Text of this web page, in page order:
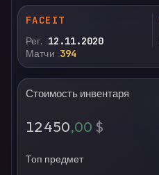
FACEIT
Рег. 12.11.2020
Матчи 394
Стоимость инвентаря
12 450,00 $
Топ предмет